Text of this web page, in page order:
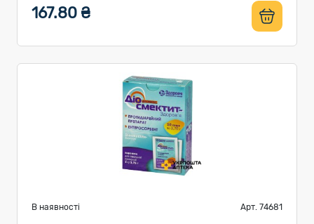
167.80 ₴
В наявності Арт. 74681